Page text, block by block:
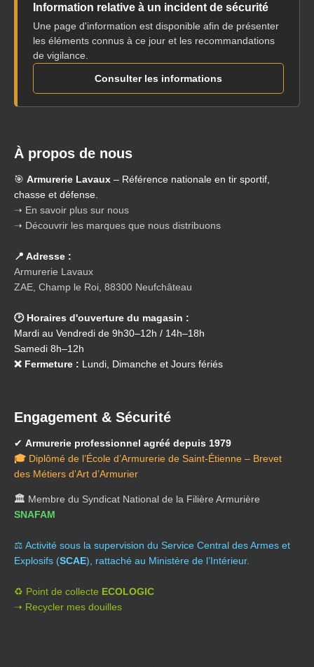
Information relative à un incident de sécurité
Une page d'information est disponible afin de présenter
les éléments connus à ce jour et les recommandations
de vigilance.
Consulter les informations
À propos de nous
🎯 Armurerie Lavaux – Référence nationale en tir sportif,
chasse et défense.
➝ En savoir plus sur nous
➝ Découvrir les marques que nous distribuons
📍 Adresse :
Armurerie Lavaux
ZAE, Champ le Roi, 88300 Neufchâteau
🕑 Horaires d'ouverture du magasin :
Mardi au Vendredi de 9h30–12h / 14h–18h
Samedi 8h–12h
❌ Fermeture : Lundi, Dimanche et Jours fériés
Engagement & Sécurité
✔ Armurerie professionnel agréé depuis 1979
🎓 Diplômé de l’École d’Armurerie de Saint-Étienne – Brevet
des Métiers d’Art d’Armurier
🏛️ Membre du Syndicat National de la Filière Armurière
SNAFAM
⚖️ Activité sous la supervision du Service Central des Armes et
Explosifs (SCAE), rattaché au Ministère de l’Intérieur.
♻️ Point de collecte ECOLOGIC
➝ Recycler mes douilles